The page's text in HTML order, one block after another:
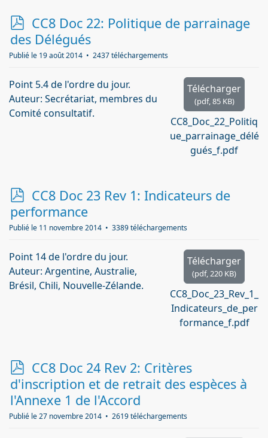
p
d
f
CC8 Doc 22: Politique de parrainage
des Délégués
Publié le 19 août 2014 2437 téléchargements
Télécharger
(pdf,85 KB)
CC8_Doc_22_Politiq
ue_parrainage_délé
gués_f.pdf
Point 5.4 de l'ordre du jour.
Auteur: Secrétariat, membres du
Comité consultatif.
p
d
f
CC8 Doc 23 Rev 1: Indicateurs de
performance
Publié le 11 novembre 2014 3389 téléchargements
Télécharger
(pdf,220 KB)
CC8_Doc_23_Rev_1_
Indicateurs_de_per
formance_f.pdf
Point 14 de l'ordre du jour.
Auteur: Argentine, Australie,
Brésil, Chili, Nouvelle-Zélande.
p
d
f
CC8 Doc 24 Rev 2: Critères
d'inscription et de retrait des espèces à
l'Annexe 1 de l'Accord
Publié le 27 novembre 2014 2619 téléchargements